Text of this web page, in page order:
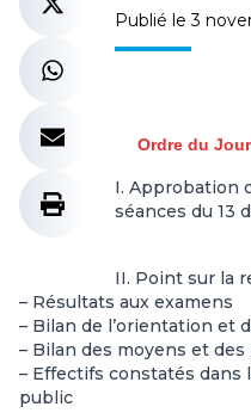
Publié le 3
Ordre du
I. Approbation
séances du 13
II. Point sur la
– Résultats aux examens
– Bilan de l’orientation et
– Bilan des moyens et
– Effectifs constatés dans
public